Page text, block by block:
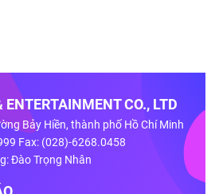
ENTERTAINMENT CO., LTD
Bảy Hiền, thành phố Hồ Chí Minh
Fax: (028)-6268.0458
Đào Trọng Nhân